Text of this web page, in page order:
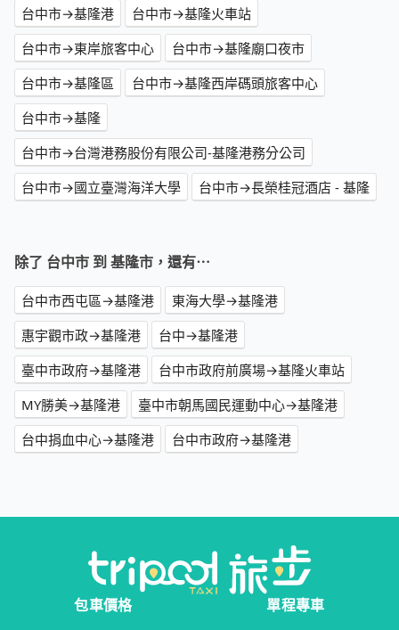
台中市→基隆港
台中市→基隆火車站
台中市→東岸旅客中心
台中市→基隆廟口夜市
台中市→基隆區
台中市→基隆西岸碼頭旅客中心
台中市→基隆
台中市→台灣港務股份有限公司-基隆港務分公司
台中市→國立臺灣海洋大學
台中市→長榮桂冠酒店 - 基隆
除了 台中市 到 基隆市，還有⋯
台中市西屯區→基隆港
東海大學→基隆港
惠宇觀市政→基隆港
台中→基隆港
臺中市政府→基隆港
台中市政府前廣場→基隆火車站
MY勝美→基隆港
臺中市朝馬國民運動中心→基隆港
台中捐血中心→基隆港
台中市政府→基隆港
包車價格
單程專車